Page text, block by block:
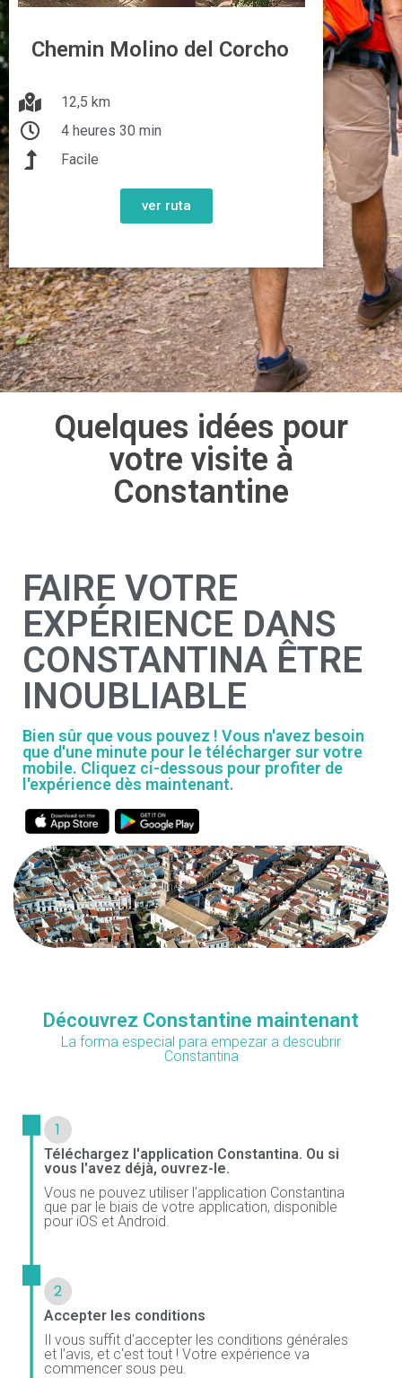
Chemin Molino del Corcho
12,5 km
4 heures 30 min
Facile
ver ruta
Quelques idées pour
votre visite à
Constantine
FAIRE VOTRE
EXPÉRIENCE DANS
CONSTANTINA ÊTRE
INOUBLIABLE
Bien sûr que vous pouvez ! Vous n'avez besoin
que d'une minute pour le télécharger sur votre
mobile. Cliquez ci-dessous pour profiter de
l'expérience dès maintenant.
Découvrez Constantine maintenant
La forma especial para empezar a descubrir
Constantina
Téléchargez l'application Constantina. Ou si
vous l'avez déjà, ouvrez-le.
Vous ne pouvez utiliser l'application Constantina
que par le biais de votre application, disponible
pour iOS et Android.
Accepter les conditions
Il vous suffit d'accepter les conditions générales
et l'avis, et c'est tout ! Votre expérience va
commencer sous peu.